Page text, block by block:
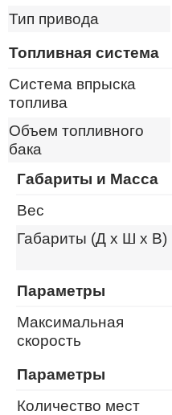
Тип привода
Топливная система
Система впрыска
топлива
Объем топливного
бака
Габариты и Масса
Вес
Габариты (Д x Ш x В)
Параметры
Максимальная
скорость
Параметры
Количество мест